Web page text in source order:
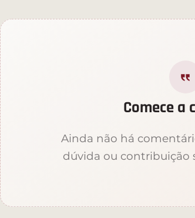
Comece a
Ainda não há
dúvida ou contribuição